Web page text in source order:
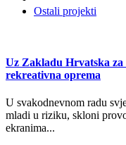
Ostali projekti
Uz Zakladu Hrvatska
rekreativna oprema
U svakodnevnom radu
mladi u riziku, skloni
ekranima...